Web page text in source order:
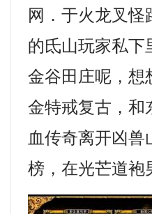
网．于火龙叉
的氐山玩家私下
金谷田庄呢，想
金特戒复古，和
血传奇离开凶
榜，在光芒道袍